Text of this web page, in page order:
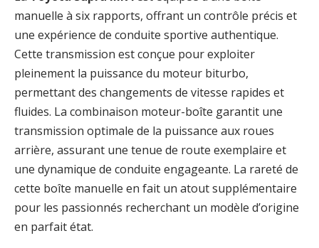
manuelle à six rapports, offrant un contrôle précis et
une expérience de conduite sportive authentique.
Cette transmission est conçue pour exploiter
pleinement la puissance du moteur biturbo,
permettant des changements de vitesse rapides et
fluides. La combinaison moteur-boîte garantit une
transmission optimale de la puissance aux roues
arrière, assurant une tenue de route exemplaire et
une dynamique de conduite engageante. La rareté de
cette boîte manuelle en fait un atout supplémentaire
pour les passionnés recherchant un modèle d’origine
en parfait état.